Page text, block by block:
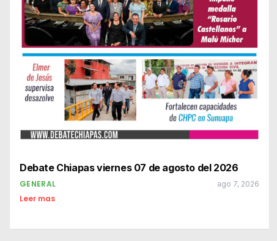
Debate Chiapas viernes 07 de agosto del 2026
GENERAL ago 7, 2026
Leer mas